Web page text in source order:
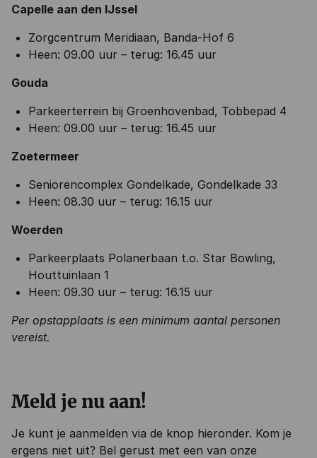
Capelle aan den IJssel
Zorgcentrum Meridiaan, Banda-Hof 6
Heen: 09.00 uur – terug: 16.45 uur
Gouda
Parkeerterrein bij Groenhovenbad, Tobbepad 4
Heen: 09.00 uur – terug: 16.45 uur
Zoetermeer
Seniorencomplex Gondelkade, Gondelkade 33
Heen: 08.30 uur – terug: 16.15 uur
Woerden
Parkeerplaats Polanerbaan t.o. Star Bowling,
Houttuinlaan 1
Heen: 09.30 uur – terug: 16.15 uur
Per opstapplaats is een minimum aantal personen
vereist.
Meld je nu aan!
Je kunt je aanmelden via de knop hieronder. Kom je
ergens niet uit? Bel gerust met een van onze